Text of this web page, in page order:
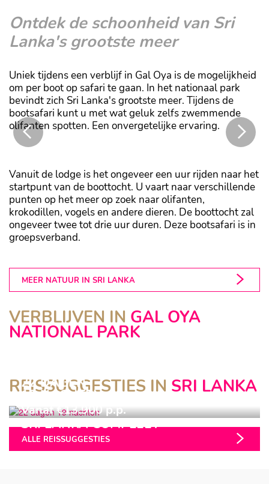
Ontdek de schoonheid van Sri
Lanka's grootste meer
Uniek tijdens een verblijf in Gal Oya is de mogelijkheid
om per boot op safari te gaan. In het nationaal park
bevindt zich Sri Lanka's grootste meer. Tijdens de
bootsafari kunt u met wat geluk zelfs zwemmende
olifanten spotten. Een onvergetelijke ervaring.
is de mogelijkheid om per
Tijdens de bootsafari kunt u met
Vanuit de lodge is het ongeveer een uur rijden naar het
startpunt van de boottocht. U vaart naar verschillende
punten op het meer op zoek naar olifanten,
krokodillen, vogels en andere dieren. De boottocht zal
ongeveer twee tot drie uur duren. Deze bootsafari is in
groepsverband.
MEER NATUUR IN SRI LANKA
VERBLIJVEN IN GAL OYA
NATIONAL PARK
GAL OYA LODGE
Gal Oya National Park
REISSUGGESTIES IN SRI LANKA
SRI LANKA COMPLEET
22 DAGEN
19 NACHTEN
Vanaf €13.900 p.p.
ALLE REISSUGGESTIES